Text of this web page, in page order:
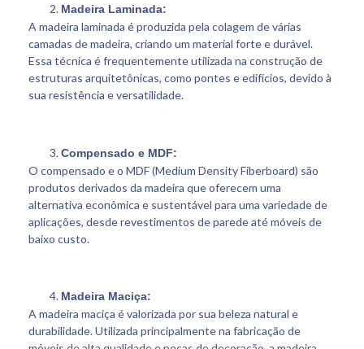
Madeira Laminada:
A madeira laminada é produzida pela colagem de várias
camadas de madeira, criando um material forte e durável.
Essa técnica é frequentemente utilizada na construção de
estruturas arquitetônicas, como pontes e edifícios, devido à
sua resistência e versatilidade.
Compensado e MDF:
O compensado e o MDF (Medium Density Fiberboard) são
produtos derivados da madeira que oferecem uma
alternativa econômica e sustentável para uma variedade de
aplicações, desde revestimentos de parede até móveis de
baixo custo.
Madeira Maciça:
A madeira maciça é valorizada por sua beleza natural e
durabilidade. Utilizada principalmente na fabricação de